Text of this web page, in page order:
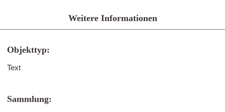
Weitere Informationen
Objekttyp:
Text
Sammlung: